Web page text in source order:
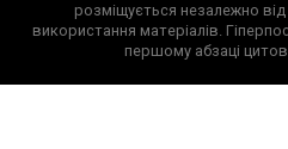
розміщується незалежно
використання матеріалів.
першому абзаці